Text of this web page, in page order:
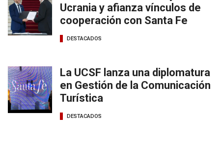
Ucrania y afianza vínculos de
cooperación con Santa Fe
DESTACADOS
La UCSF lanza una diplomatura
en Gestión de la Comunicación
Turística
DESTACADOS